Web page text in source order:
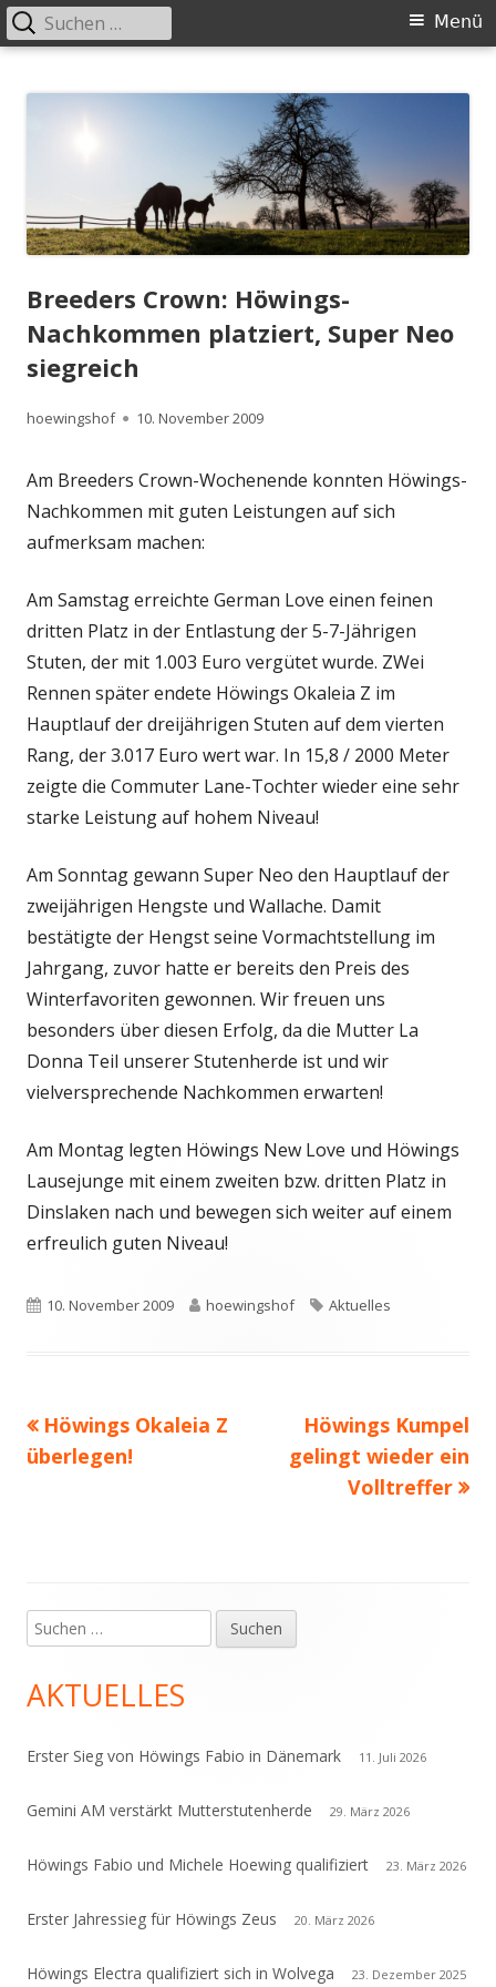
zum
Primäres
Menü
Suchen
nach:
Breeders Crown: Höwings-
Nachkommen platziert, Super Neo
siegreich
Autor
hoewingshof
Veröffentlicht
10. November 2009
Am Breeders Crown-Wochenende konnten Höwings-
Nachkommen mit guten Leistungen auf sich
aufmerksam machen:
Am Samstag erreichte German Love einen feinen
dritten Platz in der Entlastung der 5-7-Jährigen
Stuten, der mit 1.003 Euro vergütet wurde. ZWei
Rennen später endete Höwings Okaleia Z im
Hauptlauf der dreijährigen Stuten auf dem vierten
Rang, der 3.017 Euro wert war. In 15,8 / 2000 Meter
zeigte die Commuter Lane-Tochter wieder eine sehr
starke Leistung auf hohem Niveau!
Am Sonntag gewann Super Neo den Hauptlauf der
zweijährigen Hengste und Wallache. Damit
bestätigte der Hengst seine Vormachtstellung im
Jahrgang, zuvor hatte er bereits den Preis des
Winterfavoriten gewonnen. Wir freuen uns
besonders über diesen Erfolg, da die Mutter La
Donna Teil unserer Stutenherde ist und wir
vielversprechende Nachkommen erwarten!
Am Montag legten Höwings New Love und Höwings
Lausejunge mit einem zweiten bzw. dritten Platz in
Dinslaken nach und bewegen sich weiter auf einem
erfreulich guten Niveau!
Veröffentlicht
10. November 2009 Autor
hoewingshof Schlagwörter
Aktuelles
Beitragsnavigation
Vorheriger
Beitrag:
Höwings Okaleia Z
überlegen!
Nächster
Beitrag
Höwings Kumpel
gelingt wieder ein
Volltreffer
Haupt-
Seitenleiste
Suchen
nach:
AKTUELLES
Erster Sieg von Höwings Fabio in Dänemark 11. Juli 2026
Gemini AM verstärkt Mutterstutenherde 29. März 2026
Höwings Fabio und Michele Hoewing qualifiziert 23. März 2026
Erster Jahressieg für Höwings Zeus 20. März 2026
Höwings Electra qualifiziert sich in Wolvega 23. Dezember 2025